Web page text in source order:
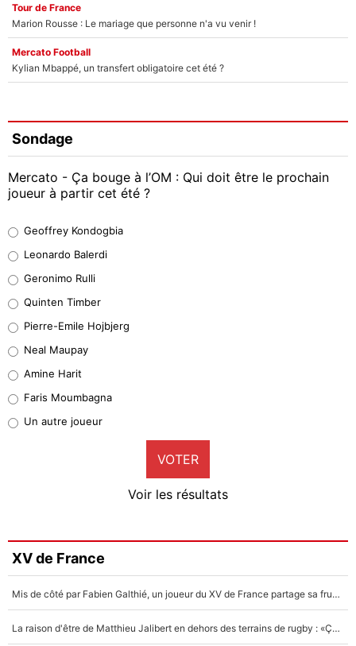
Tour de France
Marion Rousse : Le mariage que personne n'a vu venir !
Mercato Football
Kylian Mbappé, un transfert obligatoire cet été ?
Sondage
Mercato - Ça bouge à l’OM : Qui doit être le prochain
joueur à partir cet été ?
38%
32%
5%
1%
9%
Faris Moumbagna
4%
Un autre joueur
5%
Geoffrey Kondogbia
Leonardo Balerdi
Geronimo Rulli
Quinten Timber
Pierre-Emile Hojbjerg
Neal Maupay
Amine Harit
Faris Moumbagna
Un autre joueur
VOTER
Voir les résultats
XV de France
Mis de côté par Fabien Galthié, un joueur du XV de France partage sa frustration : «ils ne me l’ont pas dit tout de suite»
La raison d'être de Matthieu Jalibert en dehors des terrains de rugby : «Ça m'atteint autant que si tu touches à un membre de ma famille»